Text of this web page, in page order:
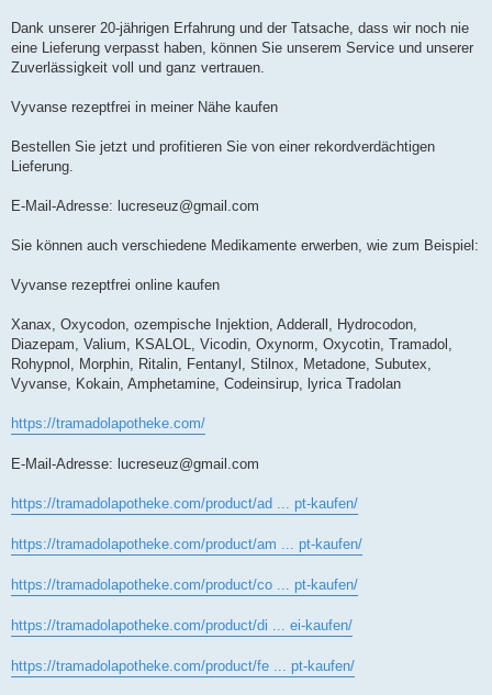
Dank unserer 20-jährigen Erfahrung und der Tatsache, dass wir noch nie
eine Lieferung verpasst haben, können Sie unserem Service und unserer
Zuverlässigkeit voll und ganz vertrauen.
Vyvanse rezeptfrei in meiner Nähe kaufen
Bestellen Sie jetzt und profitieren Sie von einer rekordverdächtigen
Lieferung.
E-Mail-Adresse: lucreseuz@gmail.com
Sie können auch verschiedene Medikamente erwerben, wie zum Beispiel:
Vyvanse rezeptfrei online kaufen
Xanax, Oxycodon, ozempische Injektion, Adderall, Hydrocodon,
Diazepam, Valium, KSALOL, Vicodin, Oxynorm, Oxycotin, Tramadol,
Rohypnol, Morphin, Ritalin, Fentanyl, Stilnox, Metadone, Subutex,
Vyvanse, Kokain, Amphetamine, Codeinsirup, lyrica Tradolan
https://tramadolapotheke.com/
E-Mail-Adresse: lucreseuz@gmail.com
https://tramadolapotheke.com/product/ad ... pt-kaufen/
https://tramadolapotheke.com/product/am ... pt-kaufen/
https://tramadolapotheke.com/product/co ... pt-kaufen/
https://tramadolapotheke.com/product/di ... ei-kaufen/
https://tramadolapotheke.com/product/fe ... pt-kaufen/